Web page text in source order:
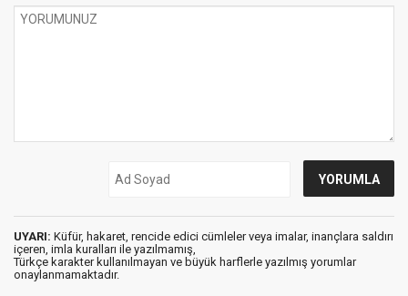
UYARI: Küfür, hakaret, rencide edici cümleler veya imalar, inançlara saldırı
içeren, imla kuralları ile yazılmamış,
Türkçe karakter kullanılmayan ve büyük harflerle yazılmış yorumlar
onaylanmamaktadır.